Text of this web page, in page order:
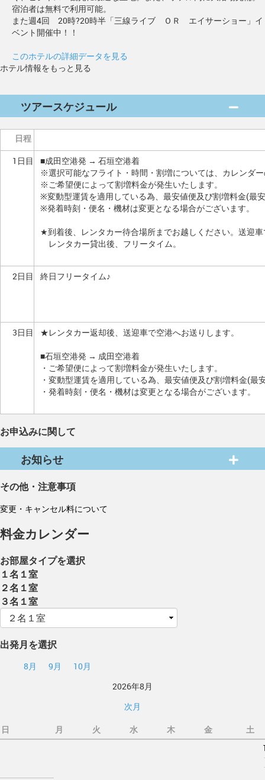
宿泊者は無料で利用可能。
また週4回 20時?20時半「三線ライブ ＯＲ エイサーショー」イ
ベント開催中！！
このホテルの詳細データを見る
ホテル情報をもっと見る
ツアースケジュール
日程
1日目
■成田空港発 → 石垣空港着
※選択可能なフライト・時間・割増については、カレンダ
※ご希望便によって割増料金が発生いたします。
※変動型運賃を適用している為、最安値便及び割増料金(最
※発着時刻・便名・機材は変更となる場合がございます。
★到着後、レンタカー待合場所までお越しください。送迎
レンタカー貸出後、フリータイム。
2日目 終日フリータイム♪
3日目 ★レンタカー返却後、送迎車で空港へお送りします。
■石垣空港発 → 成田空港着
・ご希望便によって割増料金が発生いたします。
・変動型運賃を適用している為、最安値便及び割増料金(
・発着時刻・便名・機材は変更となる場合がございます。
お申込みに関して
お知らせ
その他・注意事項
変更・キャンセル料について
料金カレンダー
お部屋タイプを選択
１名１室
２名１室
３名１室
出発月を選択
8月 9月
10月
2026年8月
次月
日 月 火 水 木 金
土